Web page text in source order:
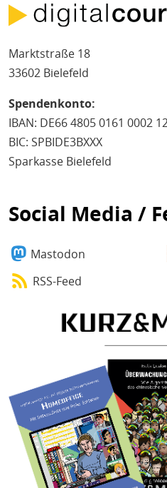
Marktstraße 18
33602 Bielefeld
Spendenkonto:
IBAN: DE66 4805 0161 0002
BIC: SPBIDE3BXXX
Sparkasse Bielefeld
Social Media /
Mastodon
RSS-Feed